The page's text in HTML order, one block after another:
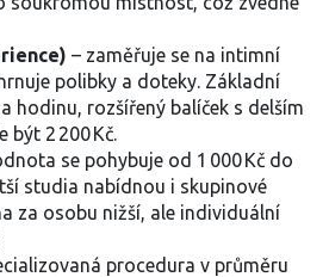
– zaměřuje se na intimní
polibky a doteky. Základní
hodinu, rozšířený balíček s delším
být 2 200 Kč.
se pohybuje od 1 000 Kč do
studia nabídnou i skupinové
za osobu nižší, ale individuální
procedura v průměru